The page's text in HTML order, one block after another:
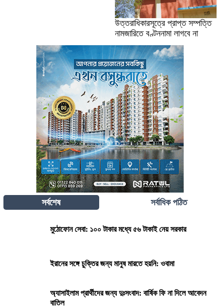
উত্তরাধিকারসূত্রে প্রাপ্ত সম্পত্তি
নামজারিতে বণ্টননামা লাগবে না
সর্বশেষ সর্বাধিক পঠিত
মুঠোফোন সেবা: ১০০ টাকার মধ্যে ৫৬ টাকাই নেয় সরকার
ইরানের সঙ্গে চুক্তির জন্য মানুষ মারতে হয়নি: ওবামা
অ্যাসাইলাম প্রার্থীদের জন্য দুঃসংবাদ: বার্ষিক ফি না দিলে আবেদন
বাতিল